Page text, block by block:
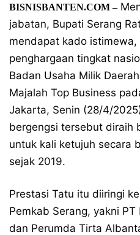
BISNISBANTEN.COM –
jabatan, Bupati Serang
mendapat kado
penghargaan tingkat
Badan Usaha Milik
Majalah Top Business
Jakarta, Senin (28/4/
bergengsi tersebut diraih
untuk kali ketujuh secara
sejak 2019.
Prestasi Tatu itu diiringi
Pemkab Serang, yakni PT
dan Perumda Tirta